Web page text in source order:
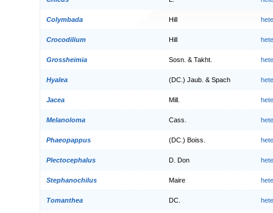
Colymbada Hill
Crocodilium Hill
Grossheimia Sosn. & Takht.
Hyalea (DC.) Jaub. & Spach
Jacea Mill.
Melanoloma Cass.
Phaeopappus (DC.) Boiss.
Plectocephalus D. Don
Stephanochilus Maire
Tomanthea DC.